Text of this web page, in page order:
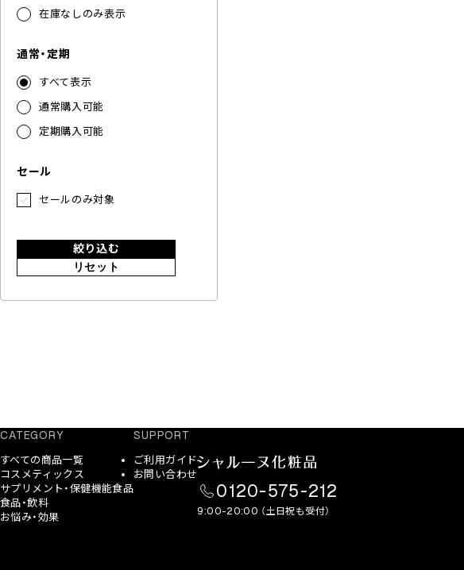
在庫なしのみ表示
通常・定期
すべて表示
通常購入可能
定期購入可能
セール
セールのみ対象
絞り込む
リセット
CATEGORY
すべての商品一覧
コスメティックス
サプリメント・保健機能食品
食品・飲料
お悩み・効果
SUPPORT
ご利用ガイド
お問い合わせ
0120-575-212
9:00-20:00 （土日祝も受付）